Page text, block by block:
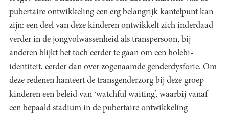
pubertaire ontwikkeling een erg belangrijk kantelpunt kan
zijn: een deel van deze kinderen ontwikkelt zich inderdaad
verder in de jongvolwassenheid als transpersoon, bij
anderen blijkt het toch eerder te gaan om een holebi-
identiteit, eerder dan over zogenaamde genderdysforie. Om
deze redenen hanteert de transgenderzorg bij deze groep
kinderen een beleid van ‘watchful waiting’, waarbij vanaf
een bepaald stadium in de pubertaire ontwikkeling